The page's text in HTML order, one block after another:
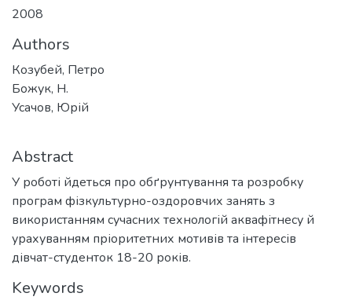
2008
Authors
Козубей, Петро
Божук, Н.
Усачов, Юрій
Abstract
У роботі йдеться про обґрунтування та розробку
програм фізкультурно-оздоровчих занять з
використанням сучасних технологій аквафітнесу й
урахуванням пріоритетних мотивів та інтересів
дівчат-студенток 18-20 років.
Keywords